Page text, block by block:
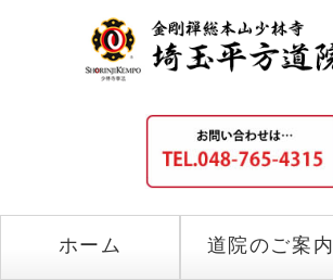
ホーム 道院のご案内